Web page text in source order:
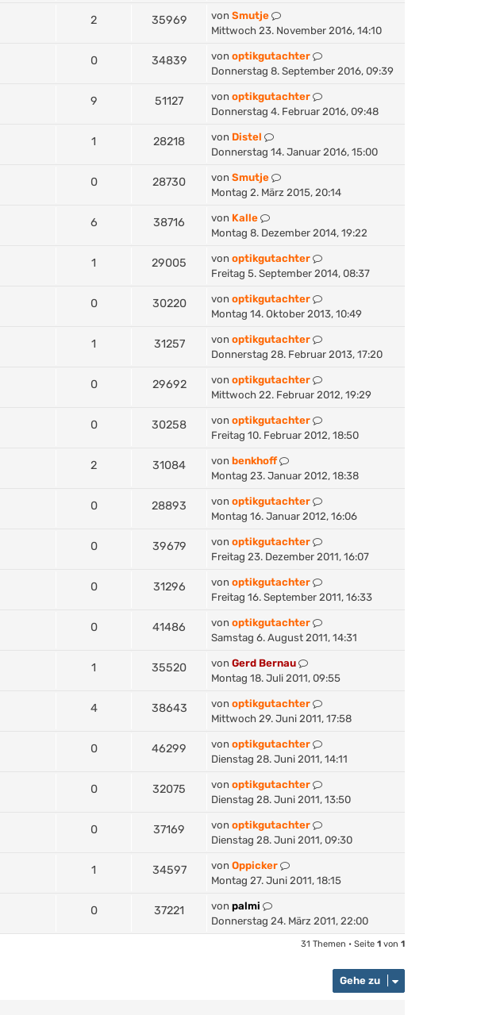
2 35969 von Smutje
Mittwoch 23. November 2016, 14:10
0 34839 von optikgutachter
Donnerstag 8. September 2016, 09:39
9 51127 von optikgutachter
Donnerstag 4. Februar 2016, 09:48
1 28218 von Distel
Donnerstag 14. Januar 2016, 15:00
0 28730 von Smutje
Montag 2. März 2015, 20:14
6 38716 von Kalle
Montag 8. Dezember 2014, 19:22
1 29005 von optikgutachter
Freitag 5. September 2014, 08:37
0 30220 von optikgutachter
Montag 14. Oktober 2013, 10:49
1 31257 von optikgutachter
Donnerstag 28. Februar 2013, 17:20
0 29692 von optikgutachter
Mittwoch 22. Februar 2012, 19:29
0 30258 von optikgutachter
Freitag 10. Februar 2012, 18:50
2 31084 von benkhoff
Montag 23. Januar 2012, 18:38
0 28893 von optikgutachter
Montag 16. Januar 2012, 16:06
0 39679 von optikgutachter
Freitag 23. Dezember 2011, 16:07
0 31296 von optikgutachter
Freitag 16. September 2011, 16:33
0 41486 von optikgutachter
Samstag 6. August 2011, 14:31
1 35520 von Gerd Bernau
Montag 18. Juli 2011, 09:55
4 38643 von optikgutachter
Mittwoch 29. Juni 2011, 17:58
0 46299 von optikgutachter
Dienstag 28. Juni 2011, 14:11
0 32075 von optikgutachter
Dienstag 28. Juni 2011, 13:50
0 37169 von optikgutachter
Dienstag 28. Juni 2011, 09:30
1 34597 von Oppicker
Montag 27. Juni 2011, 18:15
0 37221 von palmi
Donnerstag 24. März 2011, 22:00
31 Themen • Seite 1 von 1
Gehe zu